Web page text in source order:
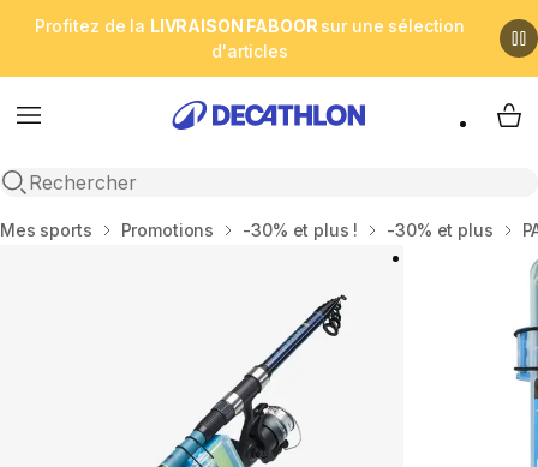
Profitez de la LIVRAISON FABOOR sur une sélection
d'articles
Menu
Open search
My
Accueil
Mes sports Promotions -30% et plus ! -30% et plus